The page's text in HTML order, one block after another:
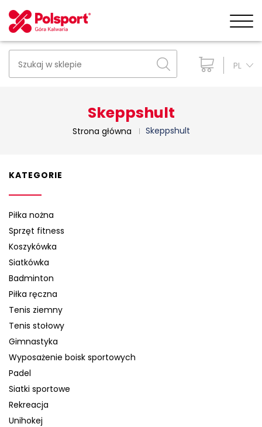
PL
Skeppshult
Strona główna Skeppshult
KATEGORIE
Piłka nożna
Sprzęt fitness
Koszykówka
Siatkówka
Badminton
Piłka ręczna
Tenis ziemny
Tenis stołowy
Gimnastyka
Wyposażenie boisk sportowych
Padel
Siatki sportowe
Rekreacja
Unihokej